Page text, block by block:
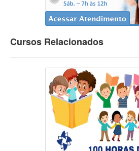
Cursos Relacionados